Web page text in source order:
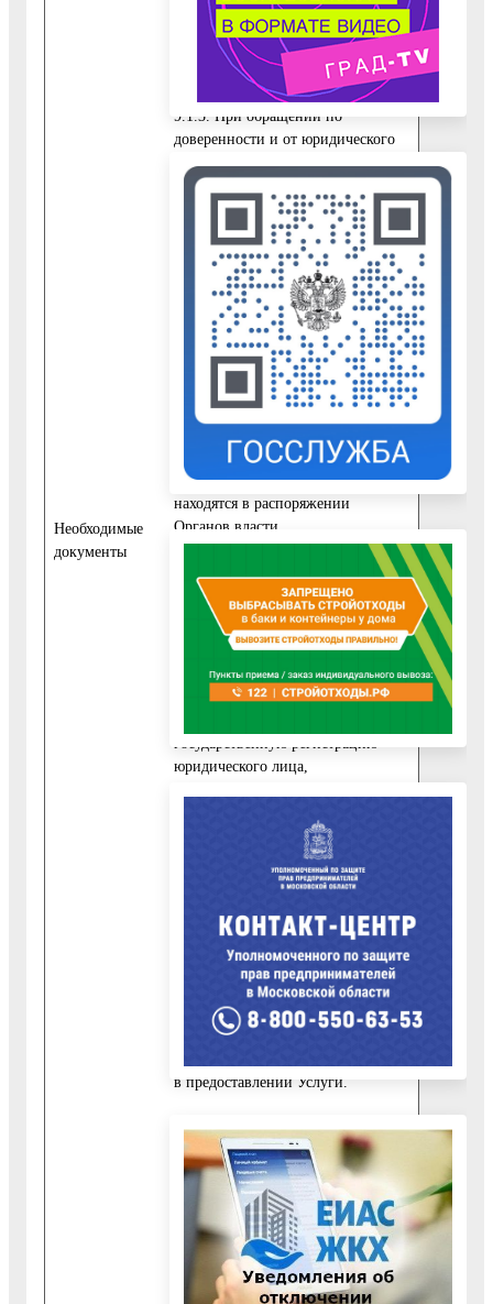
Необходимые
документы
лица:
- документ, удостоверяющий
личность Заявителя;
9.1.3. При обращении по
доверенности и от юридического
лица:
- документ, подтверждающий
полномочия представителя
действовать от имени Заявителя;
- документ, удостоверяющий
личность представителя Заявителя.
9.2. Требования к документам
приведены в Приложении 4 к
Регламенту.
документов, необходимых для
предоставления Услуги, которые
находятся в распоряжении
Органов власти
10.1. Уполномоченным органом
или МФЦ запрашиваются
следующие документы,
необходимые для оказания Услуги:
10.1.1. В случае обращения
юридического лица, документ,
юридического лица,
(выписка из Единого
государственного реестра
юридических лиц).
10.2. Документ, указанный в
представлен Заявителем по
собственной инициативе.
Непредставление Заявителем
указанного документа не является
в предоставлении Услуги.
МФЦ не вправе требовать от
Заявителя предоставления
информации и осуществления
действий, не предусмотренных
Регламентом